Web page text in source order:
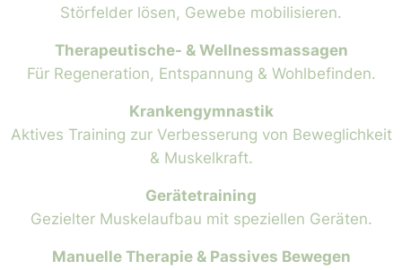
Störfelder lösen, Gewebe mobilisieren.
Therapeutische- & Wellnessmassagen
Für Regeneration, Entspannung & Wohlbefinden.
Krankengymnastik
Aktives Training zur Verbesserung von Beweglichkeit
& Muskelkraft.
Gerätetraining
Gezielter Muskelaufbau mit speziellen Geräten.
Manuelle Therapie & Passives Bewegen